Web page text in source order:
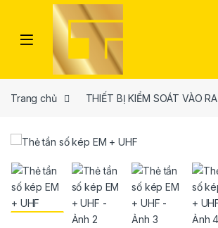
Skip to navigation
Skip to content
Open
Trang chủ THIẾT BỊ KIỂM SOÁT VÀO RA